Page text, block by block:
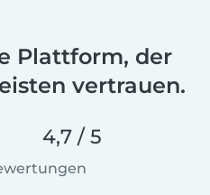
Plattform, der
vertrauen.
4,7 / 5